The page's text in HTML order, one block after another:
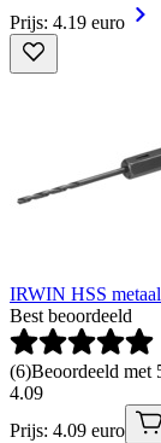
Prijs: 4.19 euro
IRWIN HSS
Best beoordeeld
(6)Beoordeeld met
4.09
Prijs: 4.09 euro